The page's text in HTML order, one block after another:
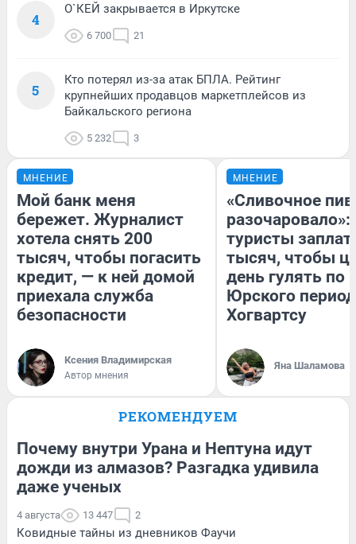
4
О`КЕЙ закрывается в Иркутске
6 700 21
5
Кто потерял из-за атак БПЛА. Рейтинг
крупнейших продавцов маркетплейсов из
Байкальского региона
5 232 3
МНЕНИЕ
Мой банк меня
бережет. Журналист
хотела снять 200
тысяч, чтобы погасить
кредит, — к ней домой
приехала служба
безопасности
Ксения Владимирская
Автор мнения
МНЕНИЕ
«Сливочное
разочаровало»:
туристы
тысяч, чтобы
день гулять по
Юрского
Хогвартсу
Яна Шаламова
РЕКОМЕНДУЕМ
Почему внутри Урана и Нептуна идут
дожди из алмазов? Разгадка удивила
даже ученых
4 августа 13 447 2
Ковидные тайны из дневников Фаучи